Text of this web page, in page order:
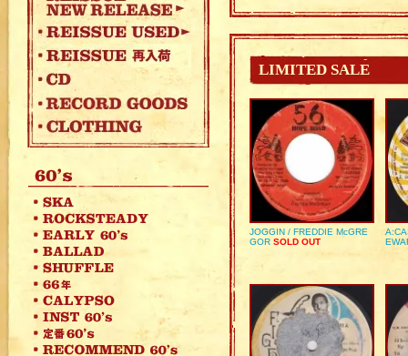
LIMITED SALE
JOGGIN / FREDDIE McGRE
GOR SOLD OUT